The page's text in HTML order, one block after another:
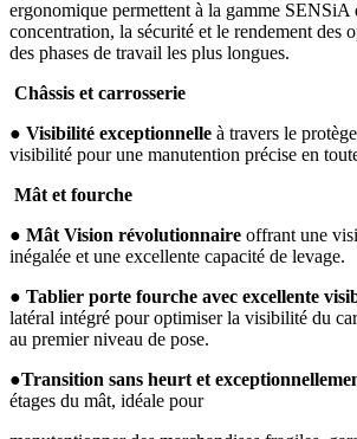
ergonomique permettent à la gamme SENSiA
concentration, la sécurité et le rendement des
des phases de travail les plus longues.
Châssis et carrosserie
● Visibilité exceptionnelle à travers le
visibilité pour une manutention précise en
Mât et fourche
● Mât Vision révolutionnaire offrant une
inégalée et une excellente capacité de levage.
● Tablier porte fourche avec excellente
latéral intégré pour optimiser la visibilité du
au premier niveau de pose.
●Transition sans heurt et
étages du mât, idéale pour